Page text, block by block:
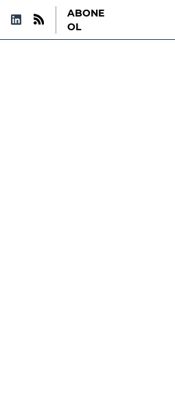
ABONE
OL